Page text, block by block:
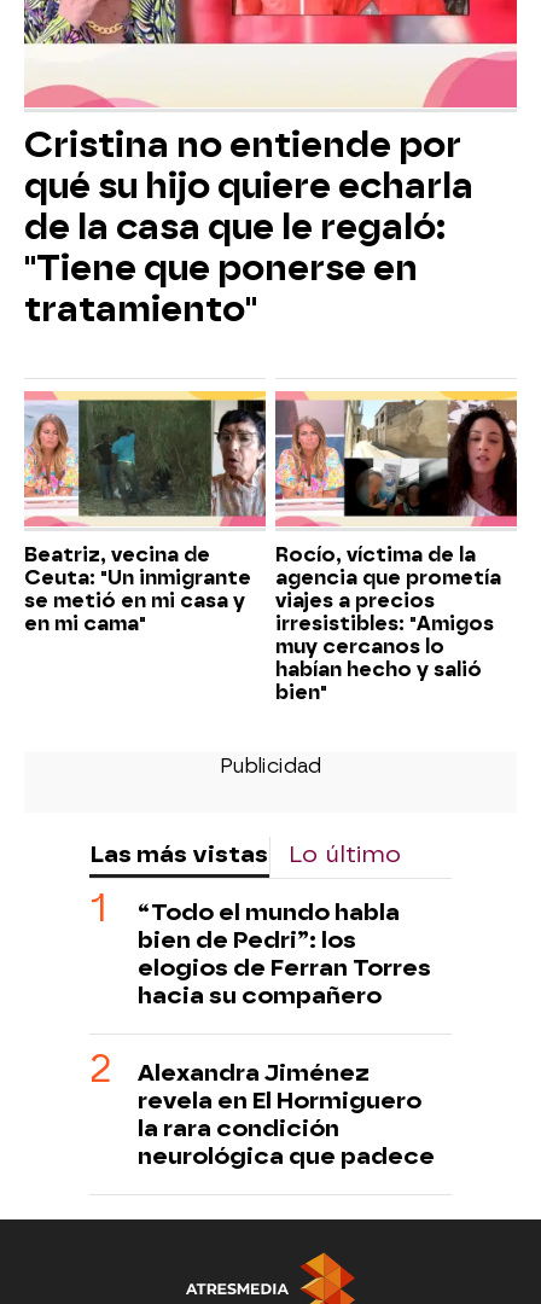
Cristina no entiende por
qué su hijo quiere echarla
de la casa que le regaló:
"Tiene que ponerse en
tratamiento"
Beatriz, vecina de
Ceuta: "Un inmigrante
se metió en mi casa y
en mi cama"
Rocío, víctima de la
agencia que prometía
viajes a precios
irresistibles: "Amigos
muy cercanos lo
habían hecho y salió
bien"
Las más vistas Lo último
“Todo el mundo habla
bien de Pedri”: los
elogios de Ferran Torres
hacia su compañero
Alexandra Jiménez
revela en El Hormiguero
la rara condición
neurológica que padece